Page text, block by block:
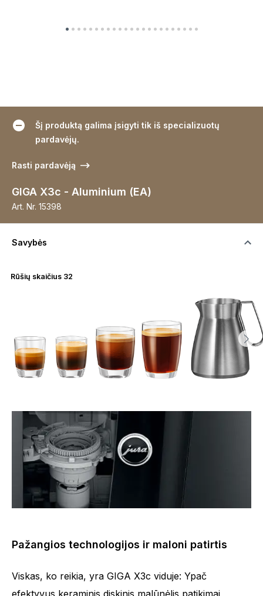
Šį produktą galima įsigyti tik iš specializuotų
pardavėjų.
Rasti pardavėją
GIGA X3c - Aluminium (EA)
Art. Nr. 15398
Savybės
Pažangios technologijos ir maloni patirtis
Viskas, ko reikia, yra GIGA X3c viduje: Ypač
efektyvus keraminis diskinis malūnėlis patikimai